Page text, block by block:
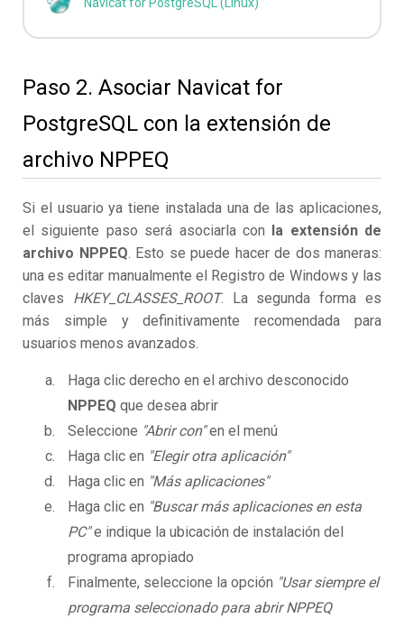
Paso 2. Asociar Navicat for
PostgreSQL con la extensión de
archivo NPPEQ
Si el usuario ya tiene instalada una de las aplicaciones,
el siguiente paso será asociarla con la extensión de
archivo NPPEQ. Esto se puede hacer de dos maneras:
una es editar manualmente el Registro de Windows y las
claves HKEY_CLASSES_ROOT. La segunda forma es
más simple y definitivamente recomendada para
usuarios menos avanzados.
Haga clic derecho en el archivo desconocido
NPPEQ que desea abrir
Seleccione "Abrir con"en el menú
Haga clic en "Elegir otra aplicación"
Haga clic en "Más aplicaciones"
Haga clic en "Buscar más aplicaciones en esta
PC"e indique la ubicación de instalación del
programa apropiado
Finalmente, seleccione la opción "Usar siempre el
programa seleccionado para abrir NPPEQ